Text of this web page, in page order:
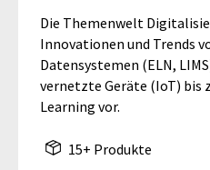
Die Themenwelt
Innovationen und Trends
Datensystemen (ELN,
vernetzte Geräte (IoT) bis
Learning vor.
15+ Produkte